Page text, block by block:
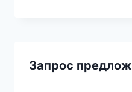
Запрос